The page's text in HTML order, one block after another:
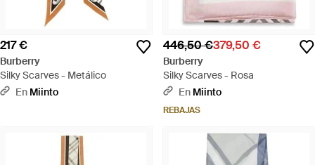
217 €
Burberry
Silky Scarves - Metálico
En Miinto
446,50 €379,50 €
Burberry
Silky Scarves - Rosa
En Miinto
REBAJAS